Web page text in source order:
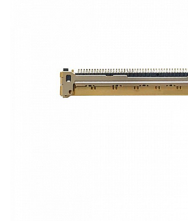
A2442 (M1 14” 2021)
A2485 (M1 16” 2021)